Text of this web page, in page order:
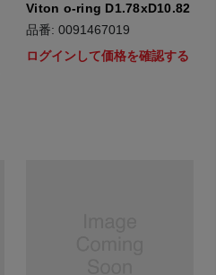
Viton o-ring D1.78xD10.82
品番: 0091467019
ログインして価格を確認する